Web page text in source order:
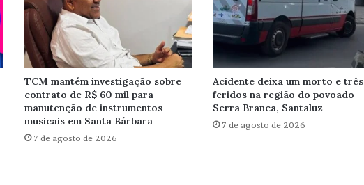
TCM mantém investigação sobre
contrato de R$ 60 mil para
manutenção de instrumentos
musicais em Santa Bárbara
7 de agosto de 2026
Acidente deixa um morto e três
feridos na região do povoado
Serra Branca, Santaluz
7 de agosto de 2026